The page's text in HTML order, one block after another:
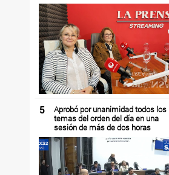
5
Aprobó por unanimidad todos los
temas del orden del día en una
sesión de más de dos horas